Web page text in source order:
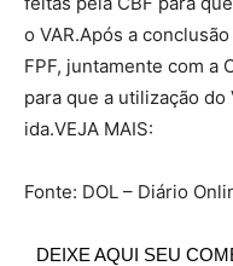
o VAR.Após a
FPF, juntamente com a
para que a utilização do
ida.VEJA MAIS:
Fonte: DOL – Diário
DEIXE AQUI SEU